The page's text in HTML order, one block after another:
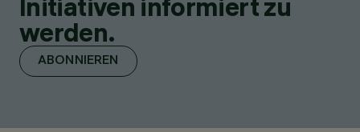
Initiativen informiert zu
werden.
ABONNIEREN